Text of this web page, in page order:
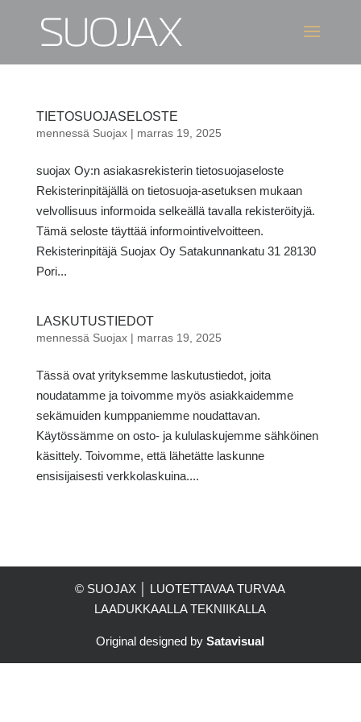
TIETOSUOJASELOSTE
mennessä Suojax| marras 19, 2025
suojax Oy:n asiakasrekisterin tietosuojaseloste
Rekisterinpitäjällä on tietosuoja-asetuksen mukaan
velvollisuus informoida selkeällä tavalla rekisteröityjä.
Tämä seloste täyttää informointivelvoitteen.
Rekisterinpitäjä Suojax Oy Satakunnankatu 31 28130
Pori...
LASKUTUSTIEDOT
mennessä Suojax| marras 19, 2025
Tässä ovat yrityksemme laskutustiedot, joita
noudatamme ja toivomme myös asiakkaidemme
sekämuiden kumppaniemme noudattavan.
Käytössämme on osto- ja kululaskujemme sähköinen
käsittely. Toivomme, että lähetätte laskunne
ensisijaisesti verkkolaskuina....
© SUOJAX │ LUOTETTAVAA TURVAA
LAADUKKAALLA TEKNIIKALLA
Original designed bySatavisual